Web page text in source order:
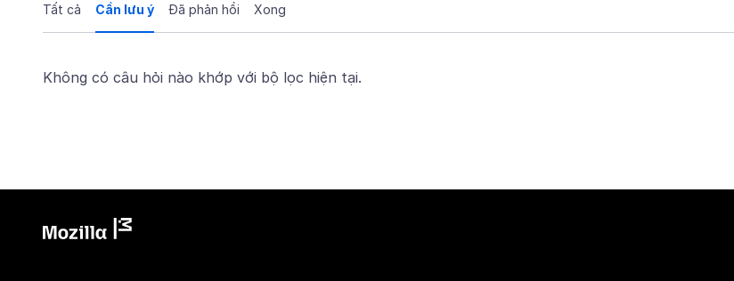
Tất cả Cần lưu ý Đã phản hồi Xong
Không có câu hỏi nào khớp với bộ lọc hiện tại.